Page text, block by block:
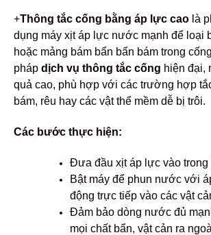
+Thông tắc cống bằng áp lực cao là
dụng máy xịt áp lực nước mạnh để loại
hoặc mảng bám bẩn bẩn bám trong
pháp dịch vụ thông tắc cống hiện đại,
quả cao, phù hợp với các trường hợp
bám, rêu hay các vật thể mềm dễ bị trôi.
Các bước thực hiện:
Đưa đầu xịt áp lực vào trong
Bật máy để phun nước với
động trực tiếp vào các vật
Đảm bảo dòng nước đủ
mọi chất bẩn, vật cản ra